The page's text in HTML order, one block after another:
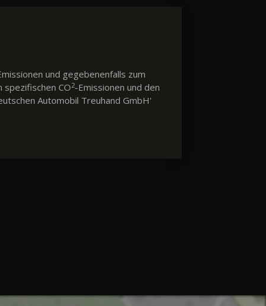
und gegebenenfalls zum
CO2-Emissionen und den
Automobil Treuhand GmbH'